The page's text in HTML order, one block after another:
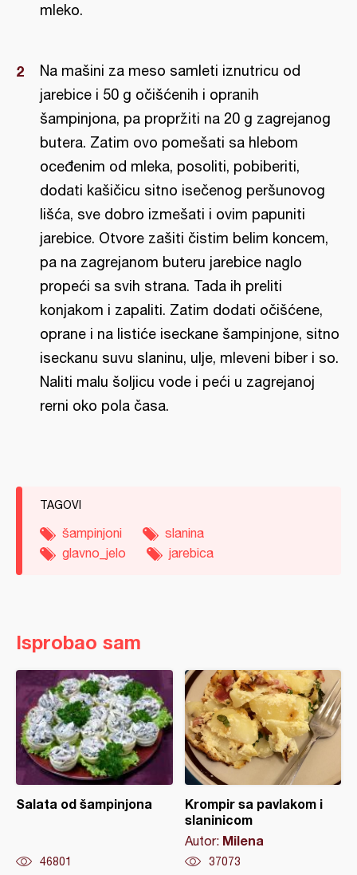
mleko.
Na mašini za meso samleti iznutricu od
jarebice i 50 g očišćenih i opranih
šampinjona, pa propržiti na 20 g zagrejanog
butera. Zatim ovo pomešati sa hlebom
oceđenim od mleka, posoliti, pobiberiti,
dodati kašičicu sitno isečenog peršunovog
lišća, sve dobro izmešati i ovim papuniti
jarebice. Otvore zašiti čistim belim koncem,
pa na zagrejanom buteru jarebice naglo
propeći sa svih strana. Tada ih preliti
konjakom i zapaliti. Zatim dodati očišćene,
oprane i na listiće iseckane šampinjone, sitno
iseckanu suvu slaninu, ulje, mleveni biber i so.
Naliti malu šoljicu vode i peći u zagrejanoj
rerni oko pola časa.
TAGOVI
šampinjoni
slanina
glavno_jelo
jarebica
Isprobao sam
Salata od šampinjona
46801
Krompir sa pavlakom i
slaninicom
Autor: Milena
37073